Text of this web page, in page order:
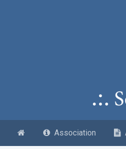
Association